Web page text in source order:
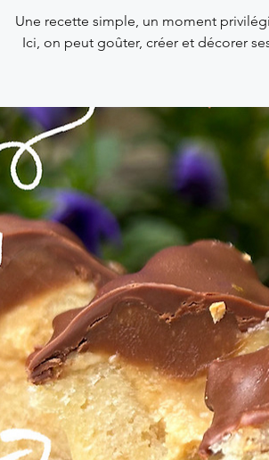
Une recette simple, un moment
Ici, on peut goûter, créer et décorer